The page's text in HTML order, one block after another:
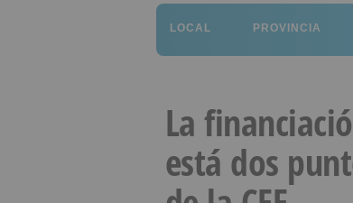
LOCAL PROVINCIA
La
está dos